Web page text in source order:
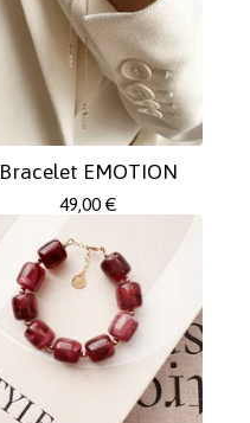
Bracelet EMOTION
49,00 €